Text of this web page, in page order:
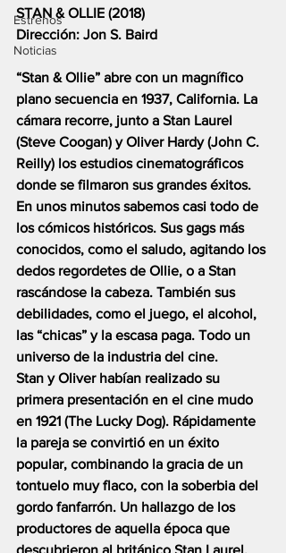
Estrenos
Noticias
STAN & OLLIE (2018)
Dirección: Jon S. Baird
“Stan & Ollie” abre con un magnífico
plano secuencia en 1937, California. La
cámara recorre, junto a Stan Laurel
(Steve Coogan) y Oliver Hardy (John C.
Reilly) los estudios cinematográficos
donde se filmaron sus grandes éxitos.
En unos minutos sabemos casi todo de
los cómicos históricos. Sus gags más
conocidos, como el saludo, agitando los
dedos regordetes de Ollie, o a Stan
rascándose la cabeza. También sus
debilidades, como el juego, el alcohol,
las “chicas” y la escasa paga. Todo un
universo de la industria del cine.
Stan y Oliver habían realizado su
primera presentación en el cine mudo
en 1921 (The Lucky Dog). Rápidamente
la pareja se convirtió en un éxito
popular, combinando la gracia de un
tontuelo muy flaco, con la soberbia del
gordo fanfarrón. Un hallazgo de los
productores de aquella época que
descubrieron al británico Stan Laurel,